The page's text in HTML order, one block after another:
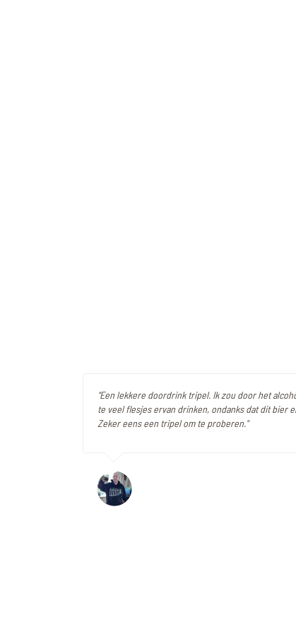
"Een lekkere doordrink tripel. Ik zou door het
te veel flesjes ervan drinken, ondanks dat dit bier
Zeker eens een tripel om te proberen."